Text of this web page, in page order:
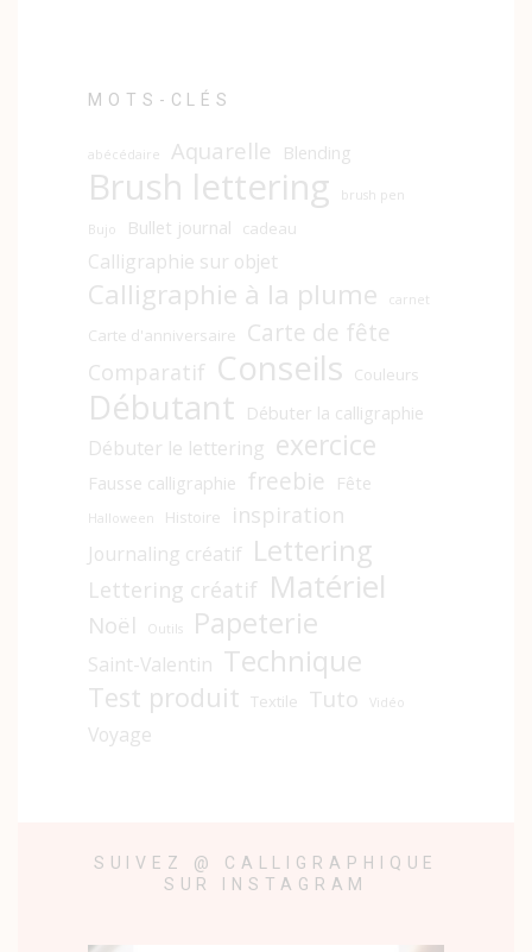
MOTS-CLÉS
abécédaire Aquarelle Blending
Brush lettering brush pen
Bujo Bullet journal cadeau
Calligraphie sur objet
Calligraphie à la plume carnet
Carte d'anniversaire Carte de fête
Comparatif Conseils Couleurs
Débutant Débuter la calligraphie
Débuter le lettering exercice
Fausse calligraphie freebie Fête
Halloween Histoire inspiration
Journaling créatif Lettering
Lettering créatif Matériel
Noël Outils Papeterie
Saint-Valentin Technique
Test produit Textile Tuto Vidéo
Voyage
SUIVEZ @ CALLIGRAPHIQUE
SUR INSTAGRAM